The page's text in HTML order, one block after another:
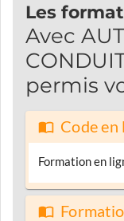
Les
Avec
permis
Code en
Formation en